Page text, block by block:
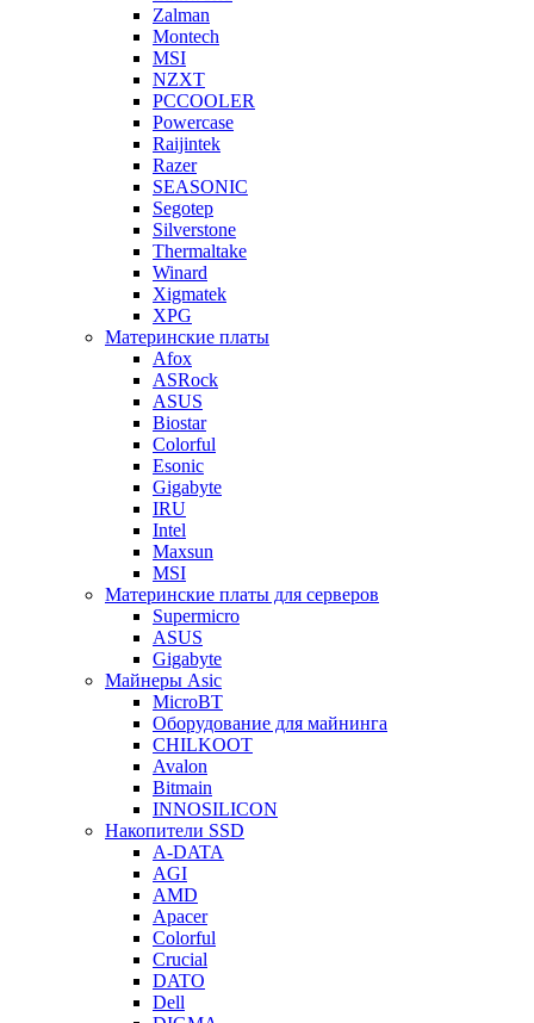
Zalman
Montech
MSI
NZXT
PCCOOLER
Powercase
Raijintek
Razer
SEASONIC
Segotep
Silverstone
Thermaltake
Winard
Xigmatek
XPG
Материнские платы
Afox
ASRock
ASUS
Biostar
Colorful
Esonic
Gigabyte
IRU
Intel
Maxsun
MSI
Материнские платы для серверов
Supermicro
ASUS
Gigabyte
Майнеры Asic
MicroBT
Оборудование для майнинга
CHILKOOT
Avalon
Bitmain
INNOSILICON
Накопители SSD
A-DATA
AGI
AMD
Apacer
Colorful
Crucial
DATO
Dell